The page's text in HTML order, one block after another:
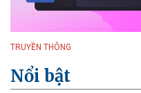
TRUYỀN THÔNG
Nổi bật